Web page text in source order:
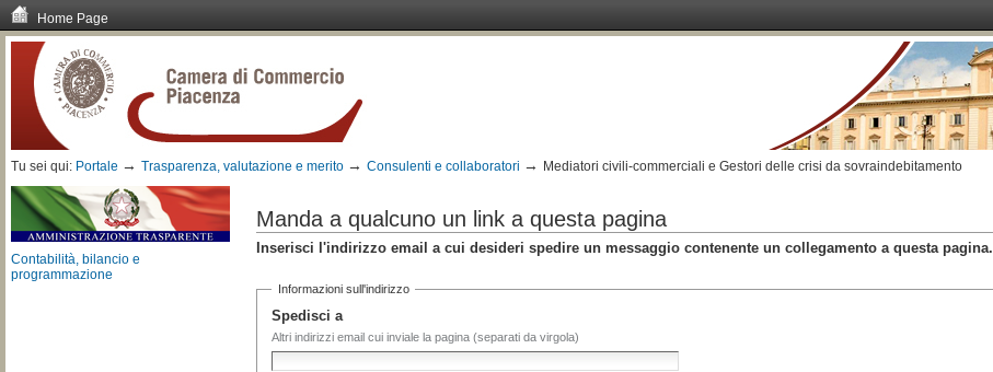
Home Page
contenuti.
Spostati
navigazione
Tu sei qui: Portale → Trasparenza, valutazione e merito → Consulenti e collaboratori → Mediatori civili-commerciali e Gestori delle crisi da sovraindebitamento
Contabilità, bilancio e
programmazione
Manda a qualcuno un link a questa pagina
Inserisci l'indirizzo email a cui desideri spedire un messaggio contenente un collegamento a questa pagina.
Informazioni sull'indirizzo
Spedisci a
Altri indirizzi email cui inviale la pagina (separati da virgola)